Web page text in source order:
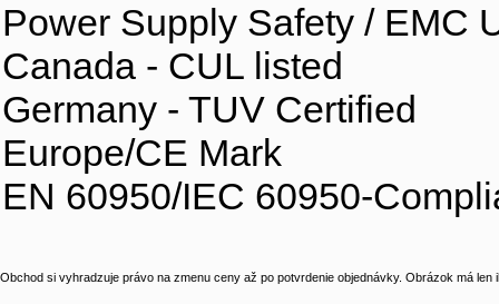
Power Supply Safety / EMC
Canada - CUL listed
Germany - TUV Certified
Europe/CE Mark
EN 60950/IEC 60950-
Obchod si vyhradzuje právo na zmenu ceny až po potvrdenie objednávky. Obrázok má len